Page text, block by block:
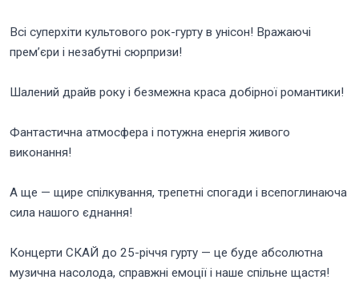
Всі суперхіти культового рок-гурту в унісон! Вражаючі
прем’єри і незабутні сюрпризи!
Шалений драйв року і безмежна краса добірної романтики!
Фантастична атмосфера і потужна енергія живого
виконання!
А ще — щире спілкування, трепетні спогади і всепоглинаюча
сила нашого єднання!
Концерти СКАЙ до 25-річчя гурту — це буде абсолютна
музична насолода, справжні емоції і наше спільне щастя!